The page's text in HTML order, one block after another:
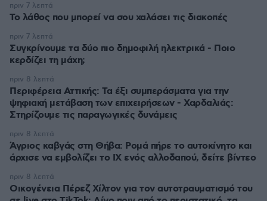
Το λάθος που μπορεί να σου χαλάσει τις διακοπές
πριν 7 λεπτά
Συγκρίνουμε τα δύο πιο δημοφιλή ηλεκτρικά - Ποιο
κερδίζει τη μάχη;
πριν 7 λεπτά
Περιφέρεια Αττικής: Τα έξι συμπεράσματα για την
ψηφιακή μετάβαση των επιχειρήσεων - Χαρδαλιάς:
Στηρίζουμε τις παραγωγικές δυνάμεις
πριν 8 λεπτά
Άγριος καβγάς στη Θήβα: Ρομά πήρε το αυτοκίνητο και
άρχισε να εμβολίζει το ΙΧ ενός αλλοδαπού, δείτε βίντεο
πριν 8 λεπτά
Οικογένεια Πέρεζ Χίλτον για τον αυτοτραυματισμό του
πριν 8 λεπτά